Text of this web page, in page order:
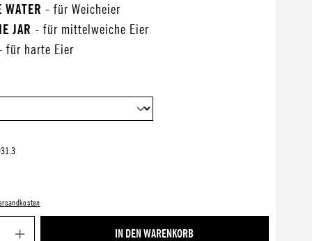
WATER- für Weicheier
JAR- für mittelweiche Eier
für harte Eier
Produkt Anzahl: Gib den gewünschten Wert ein
IN DEN WARENKORB